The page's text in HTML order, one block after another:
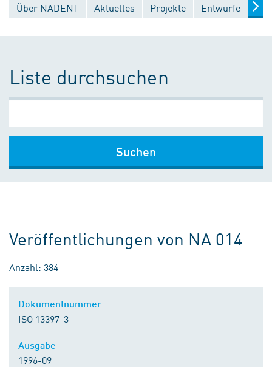
Über NADENT Aktuelles Projekte Entwürfe
Liste durchsuchen
Suchen
Veröffentlichungen von NA 014
Anzahl: 384
ISO 13397-3
1996-09